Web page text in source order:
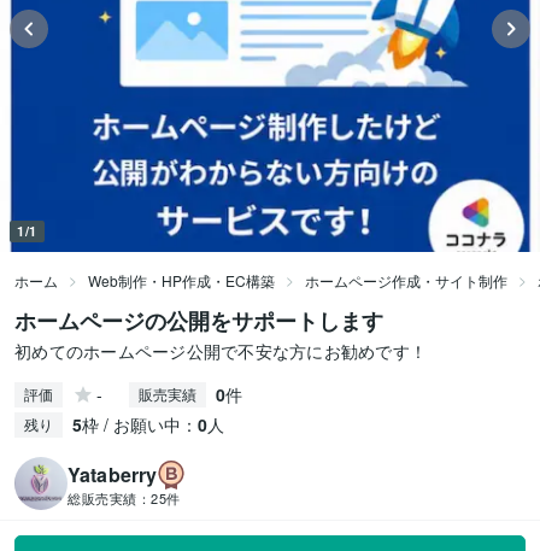
1/1
ホーム Web制作・HP作成・EC構築 ホームページ作成・サイト制作
ホームページの公開をサポートします
初めてのホームページ公開で不安な方にお勧めです！
評価 - 販売実績 0件
残り 5枠 / お願い中： 0人
Yataberry
総販売実績： 25件